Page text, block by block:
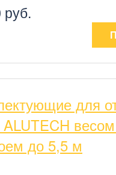
руб.
для
ALUTECH
до 5,5 м